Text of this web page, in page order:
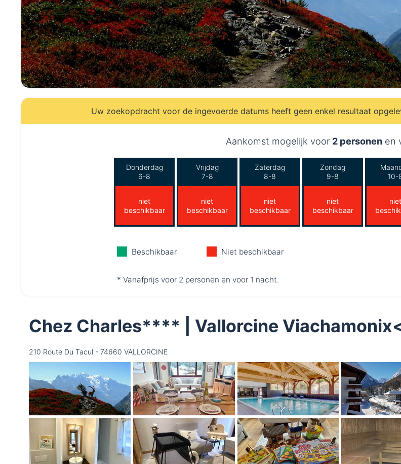
Uw zoekopdracht voor de ingevoerde datums heeft geen enkel resultaat
Aankomst mogelijk voor 2 personenen
Donderdag
6-8
niet
beschikbaar
Vrijdag
7-8
niet
beschikbaar
Zaterdag
8-8
niet
beschikbaar
Zondag
9-8
niet
beschikbaar
10-
niet
Beschikbaar Niet beschikbaar
* Vanafprijs voor 2 personen en voor 1 nacht.
Chez Charles**** | Vallorcine
210 Route Du Tacul - 74660 VALLORCINE